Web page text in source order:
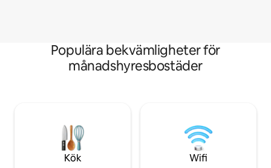
Populära bekvämligheter för
månadshyresbostäder
Kök Wifi